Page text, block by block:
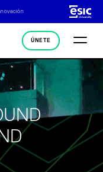
ÚNETE